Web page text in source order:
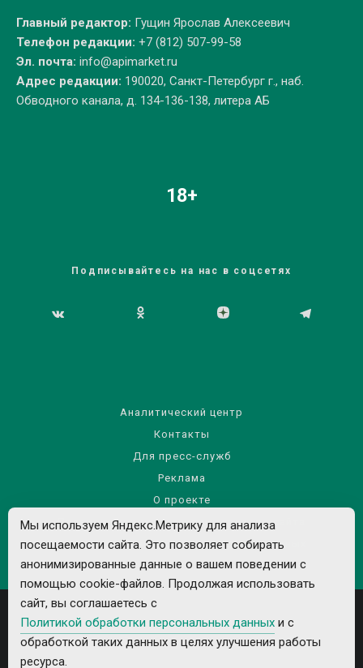
Главный редактор: Гущин Ярослав Алексеевич
Телефон редакции: +7 (812) 507-99-58
Эл. почта: info@apimarket.ru
Адрес редакции: 190020, Санкт-Петербург г., наб.
Обводного канала, д. 134-136-138, литера АБ
18+
Подписывайтесь на нас в соцсетях
Аналитический центр
Контакты
Для пресс-служб
Реклама
О проекте
Правила использования материалов сайта
Политика обработки персональных данных
Мы используем Яндекс.Метрику для анализа
посещаемости сайта. Это позволяет собирать
анонимизированные данные о вашем поведении с
помощью cookie-файлов. Продолжая использовать
сайт, вы соглашаетесь с
Политикой обработки персональных данных и с
обработкой таких данных в целях улучшения работы
ресурса.